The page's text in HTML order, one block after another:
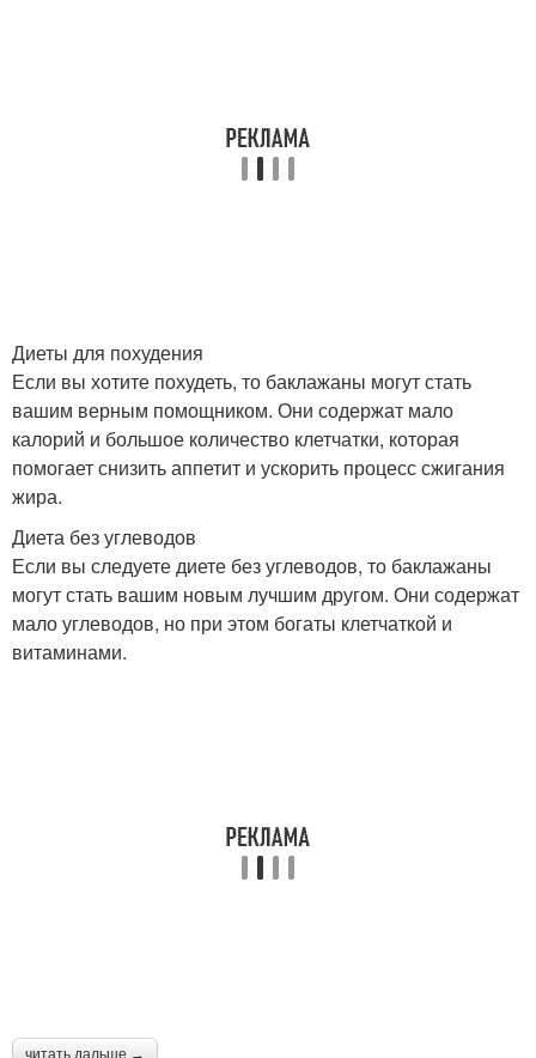
Диеты для похудения
Если вы хотите похудеть, то баклажаны могут стать
вашим верным помощником. Они содержат мало
калорий и большое количество клетчатки, которая
помогает снизить аппетит и ускорить процесс сжигания
жира.
Диета без углеводов
Если вы следуете диете без углеводов, то баклажаны
могут стать вашим новым лучшим другом. Они содержат
мало углеводов, но при этом богаты клетчаткой и
витаминами.
читать дальше →